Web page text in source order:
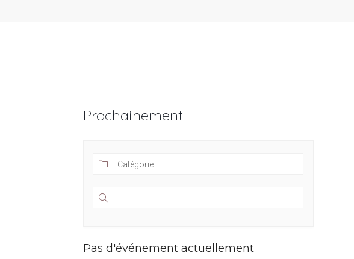
Prochainement.
Pas d'événement actuellement